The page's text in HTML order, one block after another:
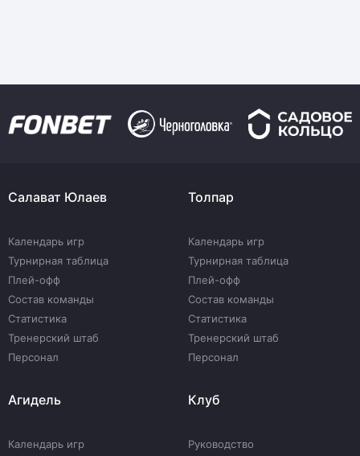
Салават Юлаев
Календарь игр
Турнирная таблица
Плей-офф
Состав команды
Статистика
Тренерский штаб
Персонал
Толпар
Календарь игр
Турнирная таблица
Плей-офф
Состав команды
Статистика
Тренерский штаб
Персонал
Агидель
Календарь игр
Клуб
Руководство